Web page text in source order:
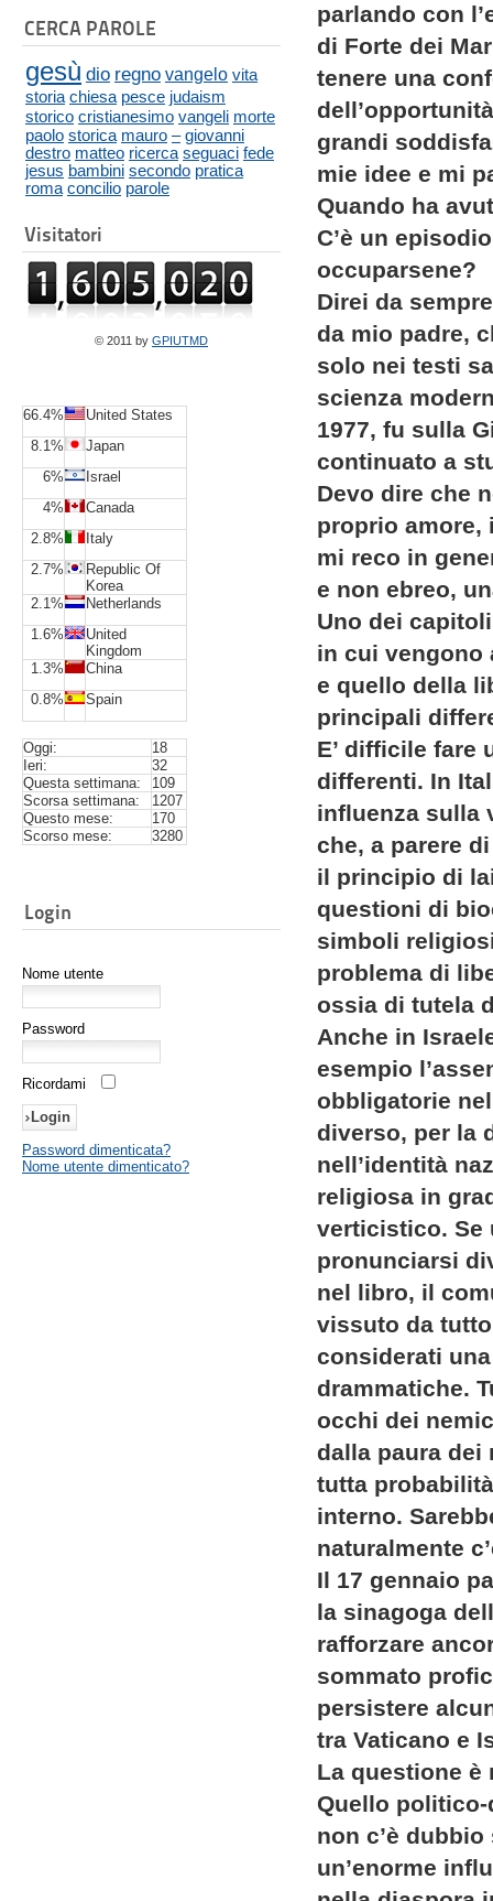
CERCA PAROLE
gesù dio regno vangelo vita
storia chiesa pesce judaism
storico cristianesimo vangeli morte
paolo storica mauro – giovanni
destro matteo ricerca seguaci fede
jesus bambini secondo pratica
roma concilio parole
Visitatori
© 2011 by GPIUTMD
66.4%
United States
8.1%
Japan
6%
Israel
4%
Canada
2.8%
Italy
2.7%
Republic Of
Korea
2.1%
Netherlands
1.6%
United
Kingdom
1.3%
China
0.8%
Spain
Oggi:
18
Ieri:
32
Questa settimana:
109
Scorsa settimana:
1207
Questo mese:
170
Scorso mese:
3280
Login
Nome utente
Password
Ricordami
Password dimenticata?
Nome utente dimenticato?
parlando con
di Forte dei
tenere una
grandi
mie idee e mi
Quando ha
C’è un
occuparsene?
Direi da
da mio padre,
solo nei testi
scienza
1977, fu sulla
continuato a
Devo dire che
proprio amore,
mi reco in
e non ebreo,
Uno dei
in cui vengono
e quello della
principali
E’ difficile fare
differenti. In
influenza sulla
che, a parere
il principio di
questioni di
simboli
problema di
ossia di tutela
Anche in
esempio
obbligatorie
diverso, per la
nell’identità
religiosa in
verticistico. Se
pronunciarsi
nel libro, il
vissuto da
considerati
drammatiche.
occhi dei
dalla paura dei
tutta
interno.
naturalmente
Il 17 gennaio
la sinagoga
rafforzare
sommato
persistere
tra Vaticano e
La questione
Quello
non c’è
un’enorme